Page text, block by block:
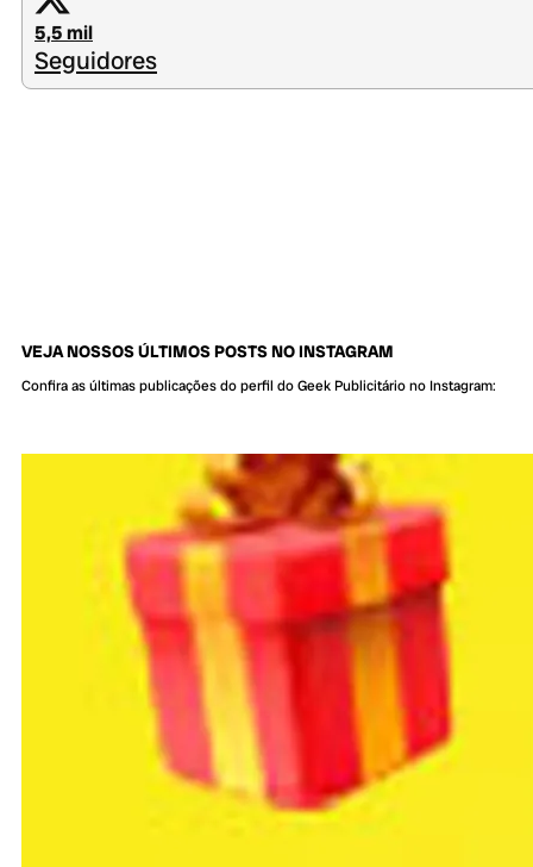
5,5 mil
Seguidores
VEJA NOSSOS ÚLTIMOS POSTS NO INSTAGRAM
Confira as últimas publicações do perfil do Geek Publicitário no Instagram: